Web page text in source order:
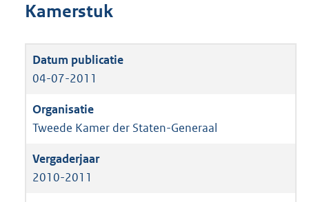
Kamerstuk
04-07-2011
Tweede Kamer der Staten-Generaal
2010-2011